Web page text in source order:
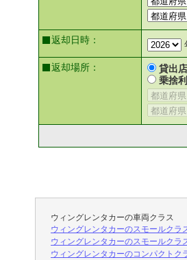
返却日時：
返却場所：
貸出
乗捨
ウィングレンタカーの車両クラス
ウィングレンタカーのスモールクラ
ウィングレンタカーのスモールクラ
ウィングレンタカーのコンパクト